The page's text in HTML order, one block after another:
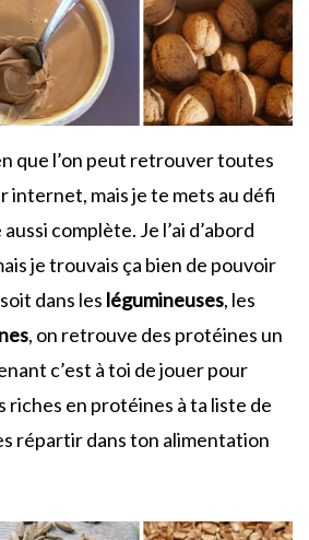
que l’on peut retrouver toutes
internet, mais je te mets au défi
complète. Je l’ai d’abord
je trouvais ça bien de pouvoir
dans les légumineuses, les
, on retrouve des protéines un
c’est à toi de jouer pour
riches en protéines à ta liste de
répartir dans ton alimentation